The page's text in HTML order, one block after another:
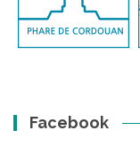
Facebook